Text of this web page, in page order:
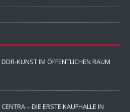
DDR-KUNST IM ÖFFENTLICHEN RAUM
CENTRA – DIE ERSTE KAUFHALLE IN